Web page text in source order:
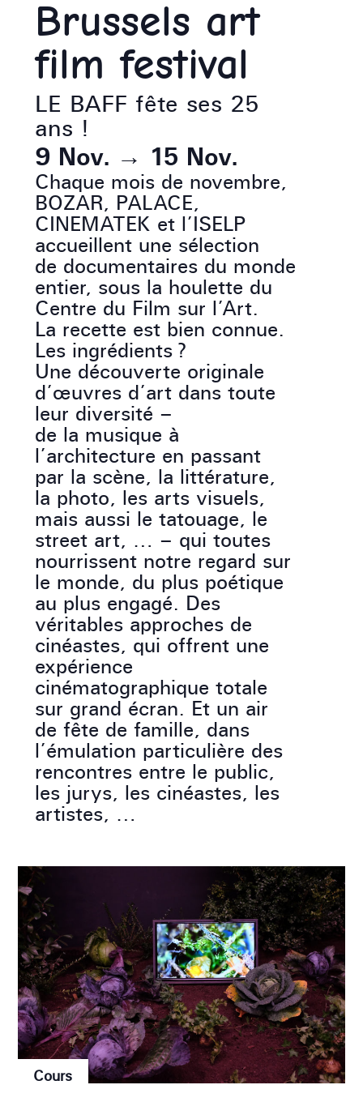
Brussels art
film festival
LE BAFF fête ses 25
ans !
9 Nov. → 15 Nov.
Chaque mois de novembre,
BOZAR, PALACE,
CINEMATEK et l’ISELP
accueillent une sélection
de documentaires du monde
entier, sous la houlette du
Centre du Film sur l’Art.
La recette est bien connue.
Les ingrédients ?
Une découverte originale
d’œuvres d’art dans toute
leur diversité –
de la musique à
l’architecture en passant
par la scène, la littérature,
la photo, les arts visuels,
mais aussi le tatouage, le
street art, … – qui toutes
nourrissent notre regard sur
le monde, du plus poétique
au plus engagé. Des
véritables approches de
cinéastes, qui offrent une
expérience
cinématographique totale
sur grand écran. Et un air
de fête de famille, dans
l’émulation particulière des
rencontres entre le public,
les jurys, les cinéastes, les
artistes, …
Cours